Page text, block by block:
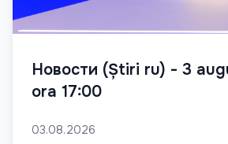
Новости (Știri ru) - 3
ora 17:00
03.08.2026